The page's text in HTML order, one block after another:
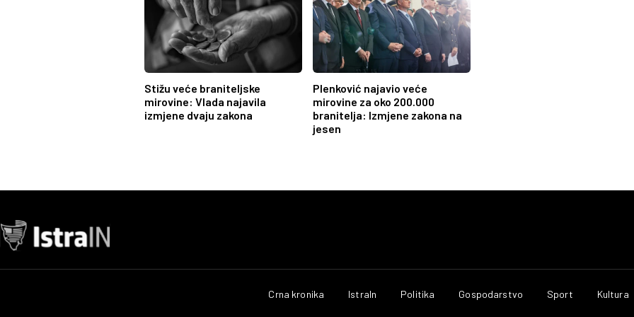
Stižu veće braniteljske
mirovine: Vlada najavila
izmjene dvaju zakona
Plenković najavio veće
mirovine za oko 200.000
branitelja: Izmjene zakona na
jesen
Crna kronika IstraIn Politika Gospodarstvo Sport Kultura